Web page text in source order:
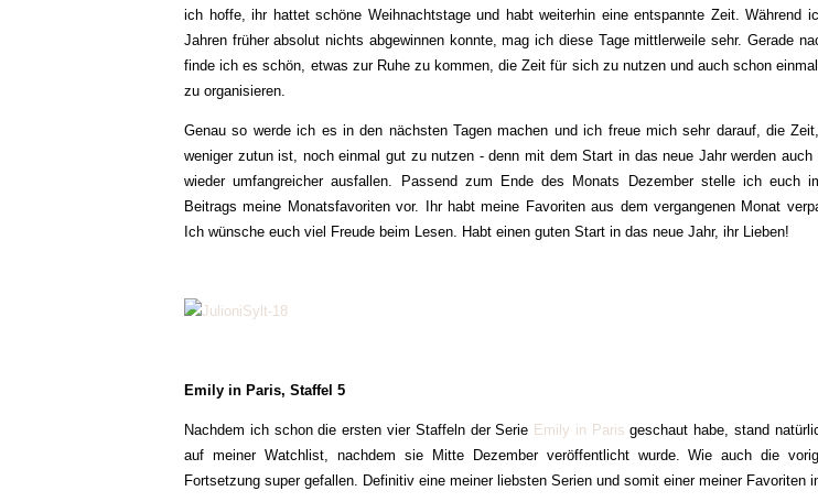
ich hoffe, ihr hattet schöne Weihnachtstage und habt weiterhin eine entspannte Zeit. Während
Jahren früher absolut nichts abgewinnen konnte, mag ich diese Tage mittlerweile sehr. Gerade
finde ich es schön, etwas zur Ruhe zu kommen, die Zeit für sich zu nutzen und auch schon
zu organisieren.
Genau so werde ich es in den nächsten Tagen machen und ich freue mich sehr darauf, die
weniger zutun ist, noch einmal gut zu nutzen - denn mit dem Start in das neue Jahr werden
wieder umfangreicher ausfallen. Passend zum Ende des Monats Dezember stelle ich euch
Beitrags meine Monatsfavoriten vor. Ihr habt meine Favoriten aus dem vergangenen Monat
Ich wünsche euch viel Freude beim Lesen. Habt einen guten Start in das neue Jahr, ihr Lieben!
Emily in Paris, Staffel 5
Nachdem ich schon die ersten vier Staffeln der Serie Emily in Paris geschaut habe, stand
auf meiner Watchlist, nachdem sie Mitte Dezember veröffentlicht wurde. Wie auch die
Fortsetzung super gefallen. Definitiv eine meiner liebsten Serien und somit einer meiner Favoriten